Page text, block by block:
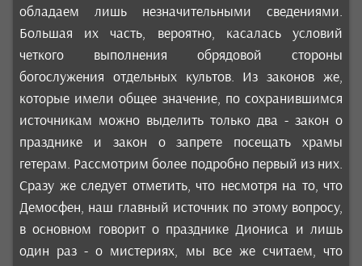
обладаем лишь незначительными сведениями.
Большая их часть, вероятно, касалась условий
четкого выполнения обрядовой стороны
богослужения отдельных культов. Из законов же,
которые имели общее значение, по сохранившимся
источникам можно выделить только два - закон о
празднике и закон о запрете посещать храмы
гетерам. Рассмотрим более подробно первый из них.
Сразу же следует отметить, что несмотря на то, что
Демосфен, наш главный источник по этому вопросу,
в основном говорит о празднике Диониса и лишь
один раз - о мистериях, мы все же считаем, что